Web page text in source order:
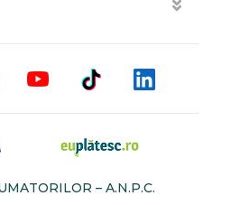
– A.N.P.C.